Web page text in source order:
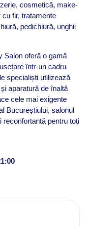
cosmetică, make-
cu fir, tratamente
pedichiură, unghii
Salon oferă o gamă
într-un cadru
specialiști utilizează
aparatură de înaltă
cele mai exigente
Bucureștiului, salonul
pentru toți